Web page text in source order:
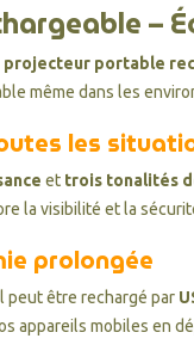
–
projecteur portable
même dans les
les
et trois tonalités
la visibilité et la
prolongée
peut être rechargé par
appareils mobiles en